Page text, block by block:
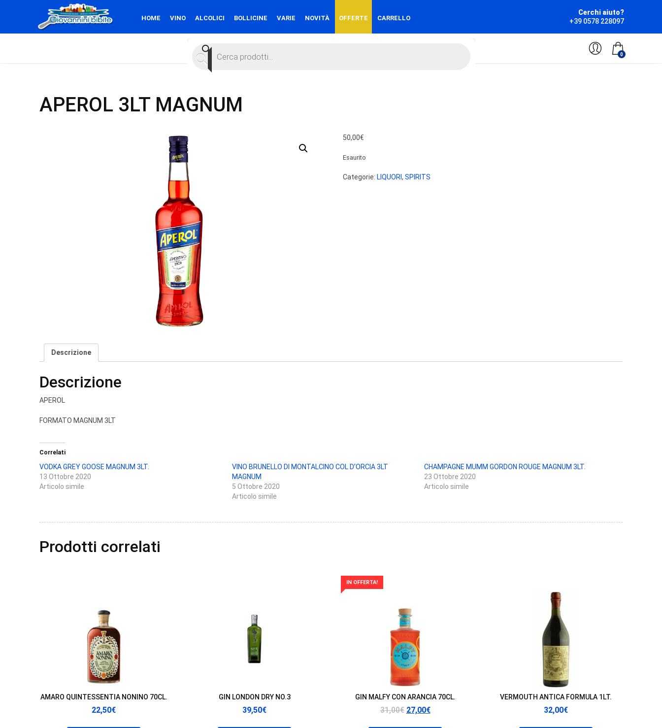
HOME VINO ALCOLICI BOLLICINE VARIE NOVITÀ OFFERTE CARRELLO
Cerchi aiuto?
+39 0578 228097
Products
search
0
APEROL 3LT MAGNUM
50,00€
Esaurito
Categorie: LIQUORI , SPIRITS
Descrizione
Descrizione
APEROL
FORMATO MAGNUM 3LT
Correlati
VODKA GREY GOOSE MAGNUM 3LT.
13 Ottobre 2020
Articolo simile
VINO BRUNELLO DI MONTALCINO COL D’ORCIA 3LT
MAGNUM
5 Ottobre 2020
Articolo simile
CHAMPAGNE MUMM GORDON ROUGE MAGNUM 3LT.
23 Ottobre 2020
Articolo simile
Prodotti correlati
AMARO QUINTESSENTIA NONINO 70CL.
22,50€
GIN LONDON DRY NO.3
39,50€
IN OFFERTA!
GIN MALFY CON ARANCIA 70CL.
31,00€ Il
27,00€Il
VERMOUTH ANTICA FORMULA 1LT.
32,00€